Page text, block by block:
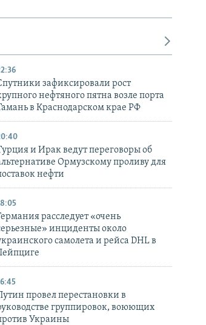
зафиксировали рост
нефтяного пятна возле порта
в Краснодарском крае РФ
и Ирак ведут переговоры об
Ормузскому проливу для
нефти
расследует «очень
инциденты около
самолета и рейса DHL в
провел перестановки в
группировок, воюющих
Украины